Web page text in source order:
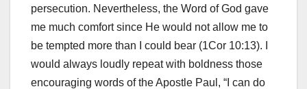
persecution. Nevertheless, the Word of God gave
me much comfort since He would not allow me to
be tempted more than I could bear (1Cor 10:13). I
would always loudly repeat with boldness those
encouraging words of the Apostle Paul, “I can do